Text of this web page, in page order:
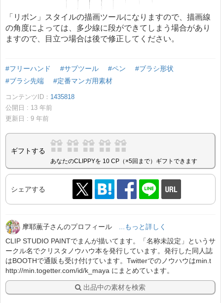
「リボン」スタイルの描画ツールになりますので、描画線
の角度によっては、多少線に段ができてしまう場合があり
ますので、目立つ場合は後で修正してください。
#フリーハンド #サブツール #ペン
#ブラシ形状
#ブラシ先端
#定番マンガ用素材
コンテンツID： 1435818
公開日 : 13 年前
更新日 : 9 年前
ギフトする
あなたのCLIPPYを 10 CP（×5回まで）ギフトできます
シェアする
摩耶薫子さんのプロフィール
...もっと詳しく
CLIP STUDIO PAINTでまんが描いてます。「名称未設定」というサ
ークル名でクリスタノウハウ本を発行しています。発行した同人誌
はBOOTHで通販も受け付けています。Twitterでのノウハウはmin.t
http://min.togetter.com/id/k_maya にまとめています。
出品中の素材を検索